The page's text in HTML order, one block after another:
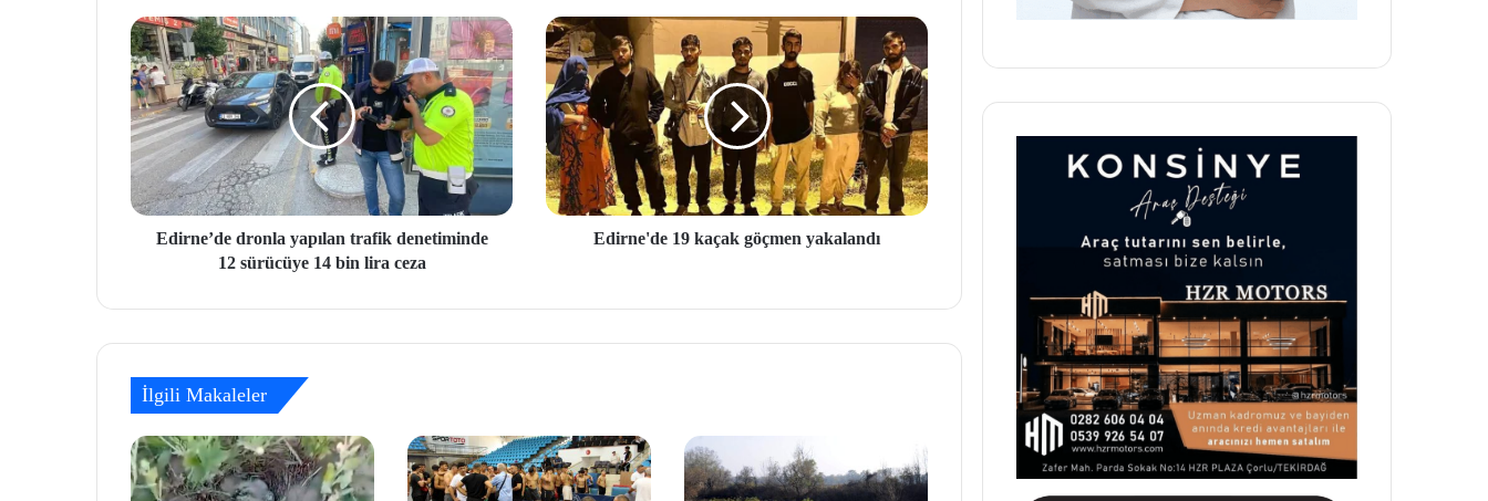
Edirne’de dronla yapılan trafik denetiminde
12 sürücüye 14 bin lira ceza
Edirne'de 19 kaçak göçmen yakalandı
İlgili Makaleler